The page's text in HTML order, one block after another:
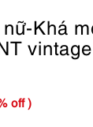
Khá
vintage
off )